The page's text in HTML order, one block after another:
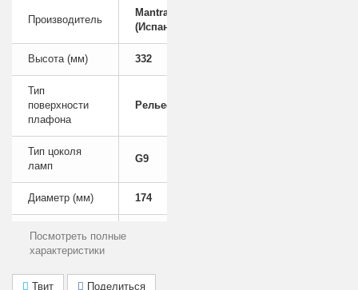
Производитель
Mantra
(Испания)
Высота (мм) 332
Тип
поверхности
плафона
Рельефный
Тип цоколя
ламп
G9
Диаметр (мм) 174
Цвет арматуры
комплекте
Посмотреть полные
характеристики
Твит Поделиться